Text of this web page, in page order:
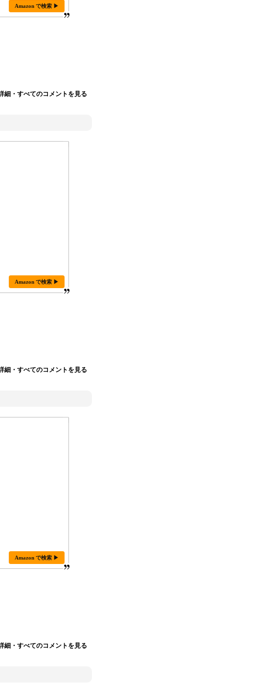
Amazon で検索 ▶
細・すべてのコメントを見る
Amazon で検索 ▶
細・すべてのコメントを見る
Amazon で検索 ▶
細・すべてのコメントを見る